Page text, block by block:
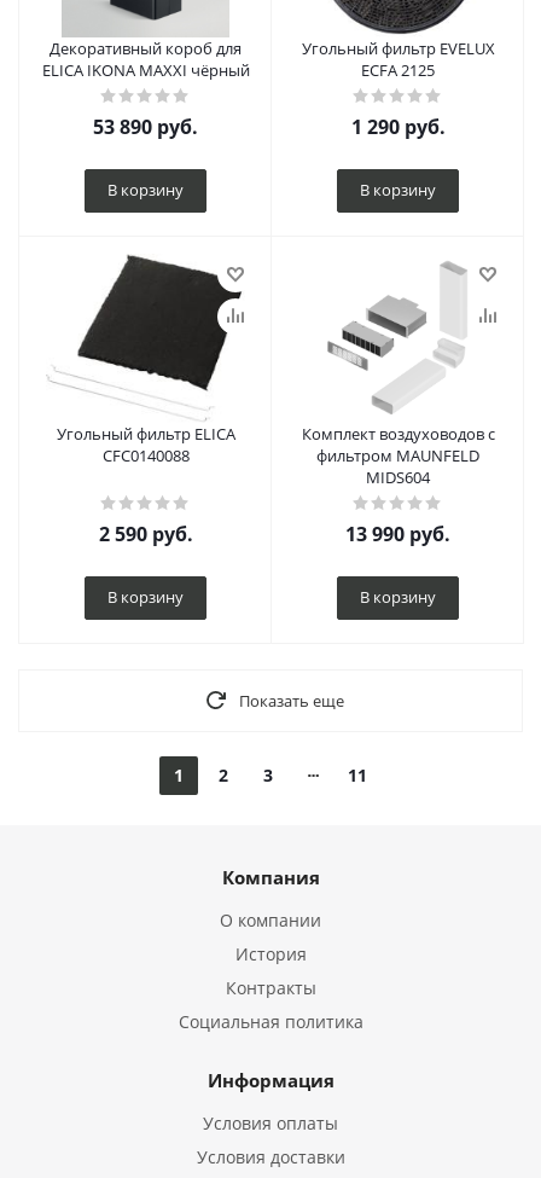
Декоративный короб для
ELICA IKONA MAXXI чёрный
53 890 руб.
В корзину
Угольный фильтр EVELUX
ECFA 2125
1 290руб.
В корзину
Угольный фильтр ELICA
CFC0140088
2 590руб.
В корзину
Комплект воздуховодов с
фильтром MAUNFELD
MIDS604
13 990 руб.
В корзину
Показать еще
1 2 3 11
Компания
О компании
История
Контракты
Социальная политика
Информация
Условия оплаты
Условия доставки